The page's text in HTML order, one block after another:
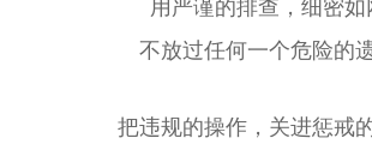
用严谨的排查，细密如
不放过任何一个危险的
把违规的操作，关进惩戒